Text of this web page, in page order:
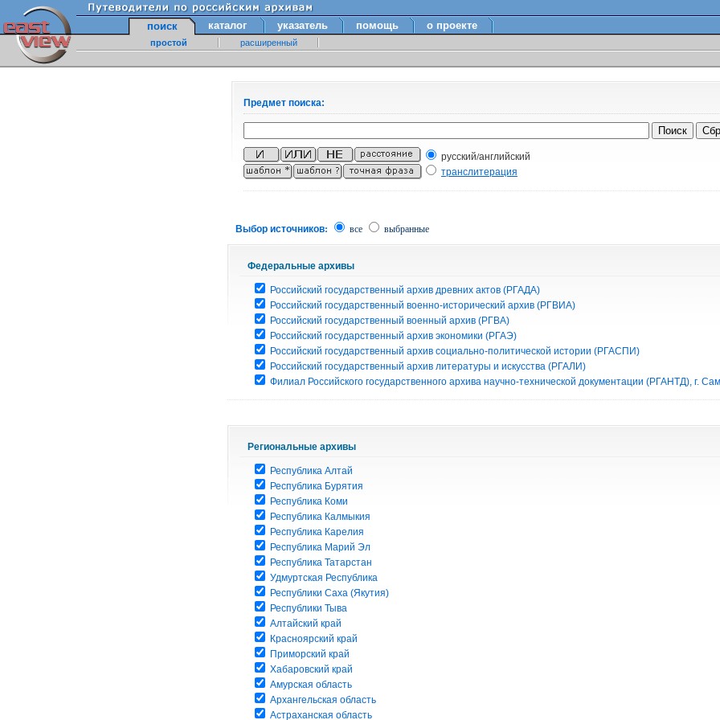
поиск каталог указатель помощь о проекте
простой расширенный
Предмет поиска:
русский/английский
транслитерация
Выбор источников: все выбранные
Федеральные архивы
Российский государственный архив древних актов (РГАДА)
Российский государственный военно-исторический архив (РГВИА)
Российский государственный военный архив (РГВА)
Российский государственный архив экономики (РГАЭ)
Российский государственный архив социально-политической истории (РГАСПИ)
Российский государственный архив литературы и искусства (РГАЛИ)
Филиал Российского государственного архива научно-технической документации (РГАНТД), г.
Региональные архивы
Республика Алтай
Республика Бурятия
Республика Коми
Республика Калмыкия
Республика Карелия
Республика Марий Эл
Республика Татарстан
Удмуртская Республика
Республики Саха (Якутия)
Республики Тыва
Алтайский край
Красноярский край
Приморский край
Хабаровский край
Амурская область
Архангельская область
Астраханская область